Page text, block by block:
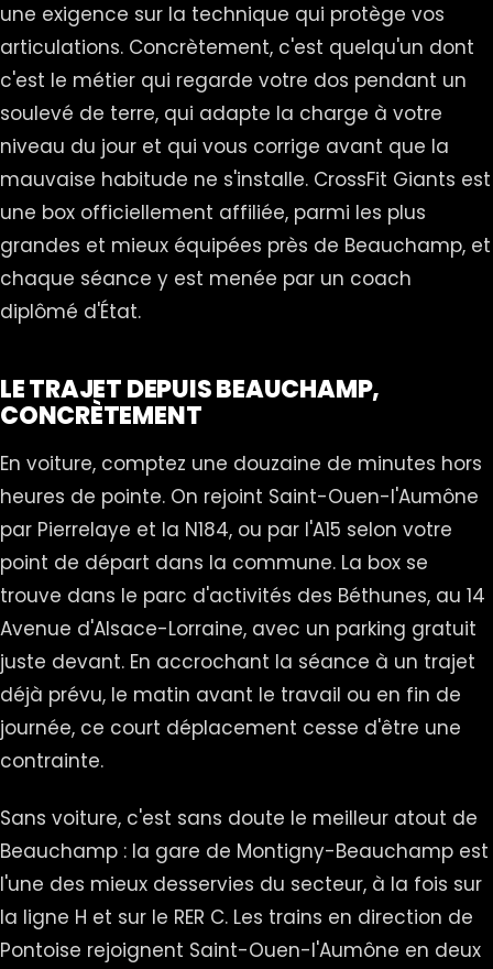
une exigence sur la technique qui protège vos
articulations. Concrètement, c'est quelqu'un dont
c'est le métier qui regarde votre dos pendant un
soulevé de terre, qui adapte la charge à votre
niveau du jour et qui vous corrige avant que la
mauvaise habitude ne s'installe. CrossFit Giants est
une box officiellement affiliée, parmi les plus
grandes et mieux équipées près de Beauchamp, et
chaque séance y est menée par un coach
diplômé d'État.
LE TRAJET DEPUIS BEAUCHAMP,
CONCRÈTEMENT
En voiture, comptez une douzaine de minutes hors
heures de pointe. On rejoint Saint-Ouen-l'Aumône
par Pierrelaye et la N184, ou par l'A15 selon votre
point de départ dans la commune. La box se
trouve dans le parc d'activités des Béthunes, au 14
Avenue d'Alsace-Lorraine, avec un parking gratuit
juste devant. En accrochant la séance à un trajet
déjà prévu, le matin avant le travail ou en fin de
journée, ce court déplacement cesse d'être une
contrainte.
Sans voiture, c'est sans doute le meilleur atout de
Beauchamp : la gare de Montigny-Beauchamp est
l'une des mieux desservies du secteur, à la fois sur
la ligne H et sur le RER C. Les trains en direction de
Pontoise rejoignent Saint-Ouen-l'Aumône en deux